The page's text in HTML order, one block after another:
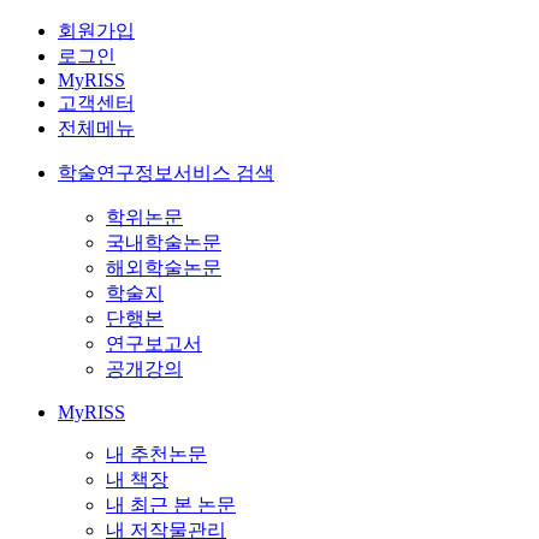
회원가입
로그인
MyRISS
고객센터
전체메뉴
학술연구정보서비스 검색
학위논문
국내학술논문
해외학술논문
학술지
단행본
연구보고서
공개강의
MyRISS
내 추천논문
내 책장
내 최근 본 논문
내 저작물관리